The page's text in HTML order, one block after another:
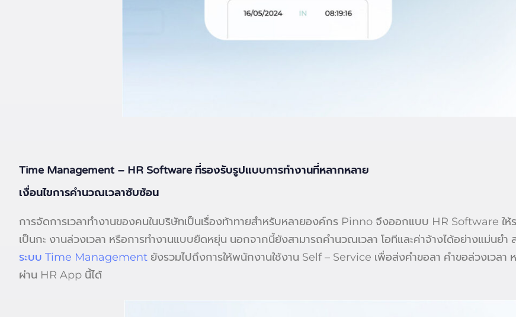
Time Management – HR Software ที่รองรับรูปแบบการทำงานที่หลากหลาย
เงื่อนไขการคำนวณเวลาซับซ้อน
การจัดการเวลาทำงานของคนในบริษัทเป็นเรื่องท้าทายสำหรับหลายองค์กร Pinno จึงออกแบบ HR Software ให้
เป็นกะ งานล่วงเวลา หรือการทำงานแบบยืดหยุ่น นอกจากนี้ยังสามารถคำนวณเวลา โอทีและค่าจ้างได้อย่างแม่นยำ
ระบบ Time Management ยังรวมไปถึงการให้พนักงานใช้งาน Self – Service เพื่อส่งคำขอลา คำขอล่วงเวล
ผ่าน HR App นี้ได้